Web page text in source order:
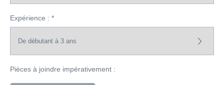
Expérience : *
Pièces à joindre impérativement :